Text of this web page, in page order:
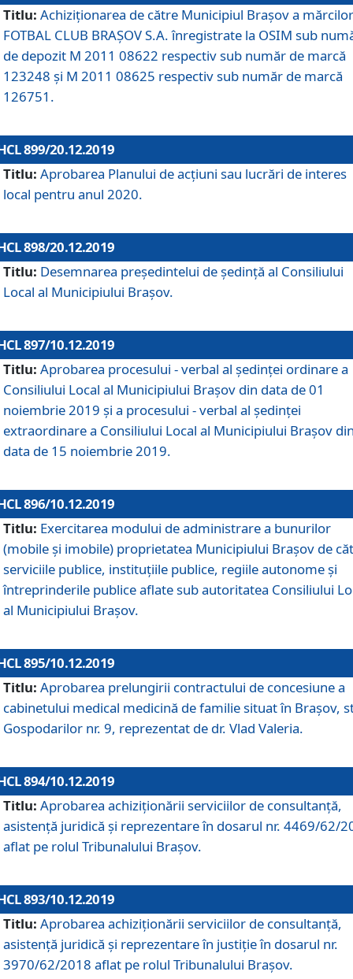
Titlu: Achiziționarea de către Municipiul Brașov a mărcilor
FOTBAL CLUB BRAȘOV S.A. înregistrate la OSIM sub
de depozit M 2011 08622 respectiv sub număr de marcă
123248 și M 2011 08625 respectiv sub număr de marcă
126751.
899/20.12.2019
Titlu: Aprobarea Planului de acţiuni sau lucrări de interes
local pentru anul 2020.
898/20.12.2019
Titlu: Desemnarea preşedintelui de şedinţă al Consiliului
Local al Municipiului Braşov.
897/10.12.2019
Titlu: Aprobarea procesului - verbal al şedinţei ordinare a
Consiliului Local al Municipiului Brașov din data de 01
noiembrie 2019 și a procesului - verbal al ședinței
extraordinare a Consiliului Local al Municipiului Brașov
data de 15 noiembrie 2019.
896/10.12.2019
Titlu: Exercitarea modului de administrare a bunurilor
(mobile și imobile) proprietatea Municipiului Brașov de
serviciile publice, instituțiile publice, regiile autonome și
întreprinderile publice aflate sub autoritatea Consiliului
al Municipiului Brașov.
895/10.12.2019
Titlu: Aprobarea prelungirii contractului de concesiune a
cabinetului medical medicină de familie situat în Braşov,
Gospodarilor nr. 9, reprezentat de dr. Vlad Valeria.
894/10.12.2019
Titlu: Aprobarea achiziţionării serviciilor de consultanţă,
asistenţă juridică şi reprezentare în dosarul nr. 4469/62/
aflat pe rolul Tribunalului Braşov.
893/10.12.2019
Titlu: Aprobarea achiziţionării serviciilor de consultanţă,
asistenţă juridică şi reprezentare în justiţie în dosarul nr.
3970/62/2018 aflat pe rolul Tribunalului Braşov.